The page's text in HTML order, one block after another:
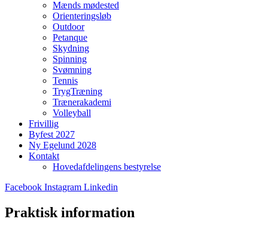
Mænds mødested
Orienteringsløb
Outdoor
Petanque
Skydning
Spinning
Svømning
Tennis
TrygTræning
Trænerakademi
Volleyball
Frivillig
Byfest 2027
Ny Egelund 2028
Kontakt
Hovedafdelingens bestyrelse
Facebook Instagram Linkedin
Praktisk information